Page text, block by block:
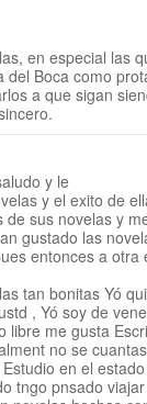
en especial las
del Boca como
a que sigan
y le
y el exito de
sus novelas y
gustado las
entonces a
tan bonitas Yó
, Yó soy de
libre me gusta
no se
en el
tngo pnsado